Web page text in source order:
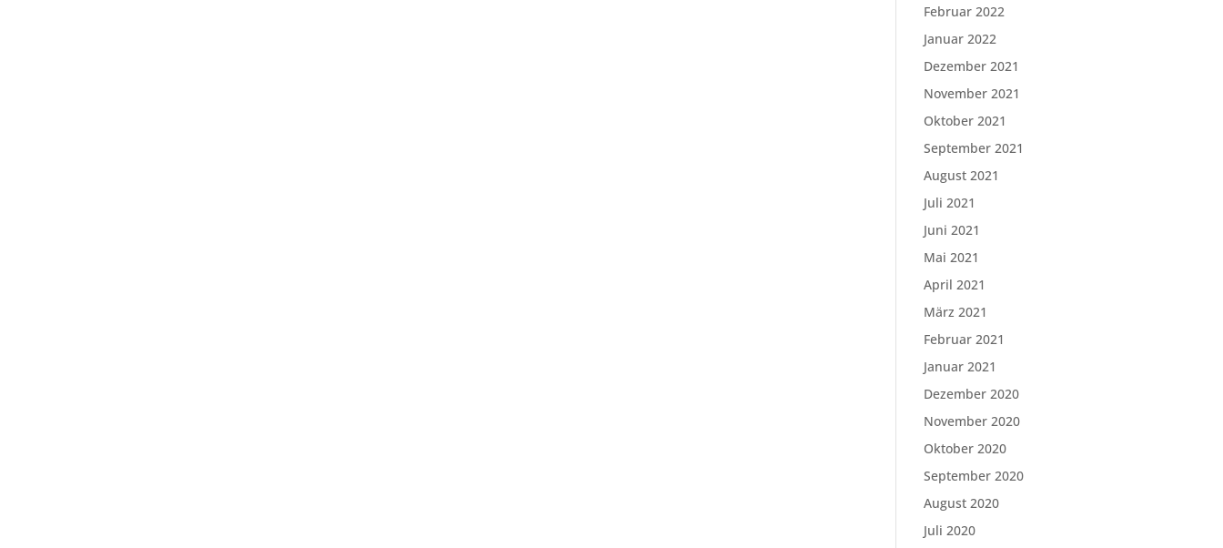
Februar 2022
Januar 2022
Dezember 2021
November 2021
Oktober 2021
September 2021
August 2021
Juli 2021
Juni 2021
Mai 2021
April 2021
März 2021
Februar 2021
Januar 2021
Dezember 2020
November 2020
Oktober 2020
September 2020
August 2020
Juli 2020